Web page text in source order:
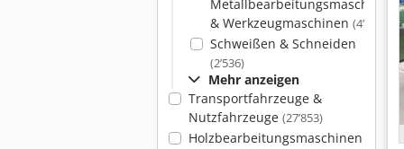
Metallbearbeitungsmaschinen
& Werkzeugmaschinen (4’086)
Schweißen & Schneiden
(2’536)
Mehr anzeigen
Transportfahrzeuge &
Nutzfahrzeuge (27’853)
Holzbearbeitungsmaschinen